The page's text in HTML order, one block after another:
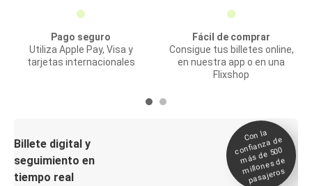
Pago seguro
Utiliza Apple Pay, Visa y
tarjetas internacionales
Fácil de comprar
Consigue tus billetes online,
en nuestra app o en una
Flixshop
Billete digital y
seguimiento en
tiempo real
Con la
confianza de
más de 500
millones de
pasajeros